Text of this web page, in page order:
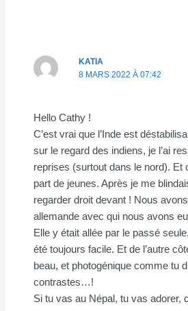
KATIA
8 MARS 2022 À 07:42
Hello Cathy !
C’est vrai que l’Inde est
sur le regard des indiens, je l’ai
reprises (surtout dans le nord). Et
part de jeunes. Après je me
regarder droit devant ! Nous
allemande avec qui nous avons
Elle y était allée par le passé
été toujours facile. Et de l’autre
beau, et photogénique comme tu
contrastes…!
Si tu vas au Népal, tu vas adorer,